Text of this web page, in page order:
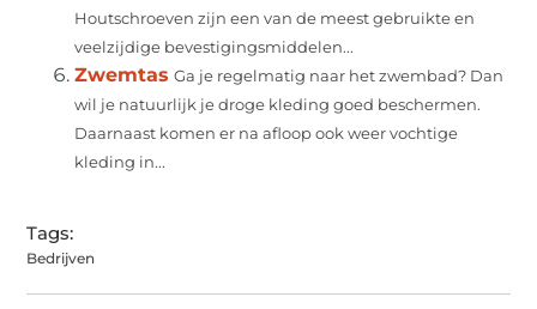
Houtschroeven zijn een van de meest gebruikte en
veelzijdige bevestigingsmiddelen...
Zwemtas Ga je regelmatig naar het zwembad? Dan
wil je natuurlijk je droge kleding goed beschermen.
Daarnaast komen er na afloop ook weer vochtige
kleding in...
Tags:
Bedrijven